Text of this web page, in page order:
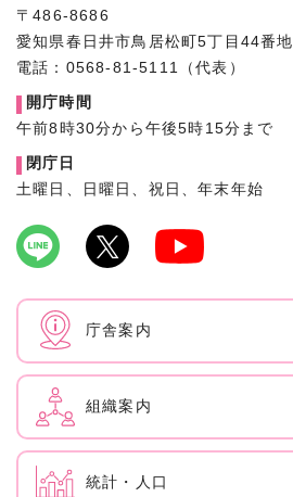
〒486-8686
愛知県春日井市鳥居松町5丁目44番地
電話：0568-81-5111（代表）
開庁時間
午前8時30分から午後5時15分まで
閉庁日
土曜日、日曜日、祝日、年末年始
庁舎案内
組織案内
統計・人口